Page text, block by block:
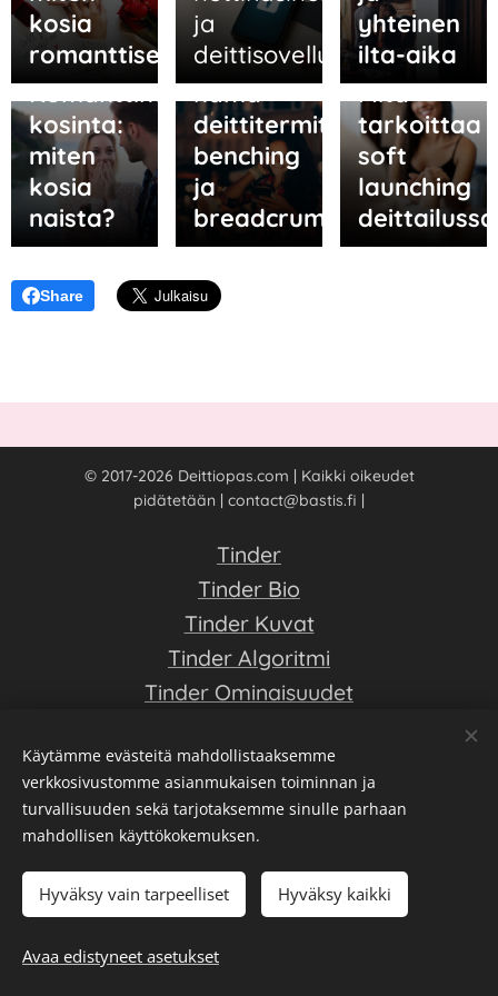
kosia
romanttisesti?
ja
deittisovelluksissa
yhteinen
ilta-aika
05.06.2026
Romanttinen
kosinta:
miten
kosia
naista?
13.05.2026
Tunnetko
nämä
deittitermit:
benching
ja
breadcrumbing?
06.05.2026
Mitä
tarkoittaa
soft
launching
Share
© 2017-2026 Deittiopas.com | Kaikki oikeudet
pidätetään | contact@bastis.fi |
Tinder
Tinder Bio
Tinder Kuvat
Tinder Algoritmi
Tinder Ominaisuudet
Tinder Usein Kysytyt
Blogi
Tinder Ei Toimi
Tietoa & Yhteydenotto
Parhaat Deittisovellukset 202
Deittiopas on ilmainen opas deittisovellusten saloihin - Luo hyvä
Käytämme evästeitä mahdollistaaksemme
verkkosivustomme asianmukaisen toiminnan ja
turvallisuuden sekä tarjotaksemme sinulle parhaan
mahdollisen käyttökokemuksen.
Hyväksy vain tarpeelliset Hyväksy kaikki
Avaa edistyneet asetukset